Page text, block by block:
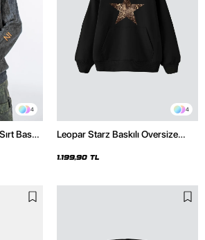
4
Baskılı
4
Leopar Starz Baskılı Oversize
1.199,90 TL